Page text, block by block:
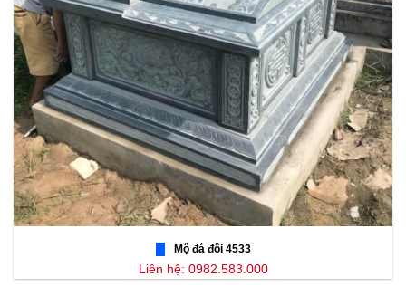
Mộ đá đôi 4533
Liên hệ: 0982.583.000